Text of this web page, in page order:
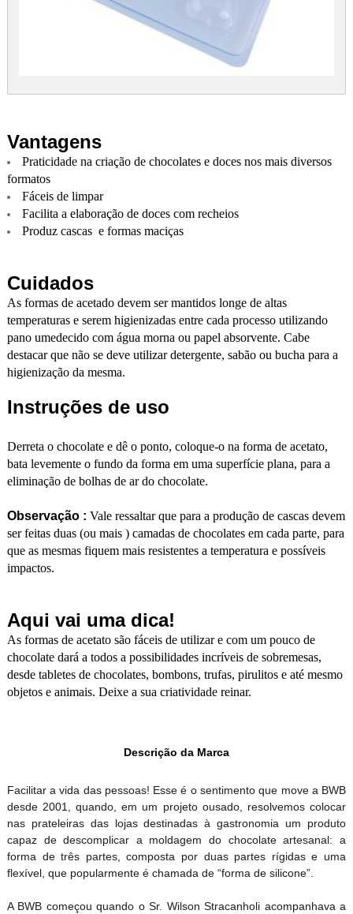
Vantagens
Praticidade na criação de chocolates e doces nos mais diversos
formatos
Fáceis de limpar
Facilita a elaboração de doces com recheios
Produz cascas e formas maciças
Cuidados
As formas de acetado devem ser mantidos longe de altas
temperaturas e serem higienizadas entre cada processo utilizando
pano umedecido com água morna ou papel absorvente. Cabe
destacar que não se deve utilizar detergente, sabão ou bucha para a
higienização da mesma.
Instruções de uso
Derreta o chocolate e dê o ponto, coloque-o na forma de acetato,
bata levemente o fundo da forma em uma superfície plana, para a
eliminação de bolhas de ar do chocolate.
Observação : Vale ressaltar que para a produção de cascas devem
ser feitas duas (ou mais ) camadas de chocolates em cada parte, para
que as mesmas fiquem mais resistentes a temperatura e possíveis
impactos.
Aqui vai uma dica!
As formas de acetato são fáceis de utilizar e com um pouco de
chocolate dará a todos a possibilidades incríveis de sobremesas,
desde tabletes de chocolates, bombons, trufas, pirulitos e até mesmo
objetos e animais. Deixe a sua criatividade reinar.
Descrição da Marca
Facilitar a vida das pessoas! Esse é o sentimento que move a BWB
desde 2001, quando, em um projeto ousado, resolvemos colocar
nas prateleiras das lojas destinadas à gastronomia um produto
capaz de descomplicar a moldagem do chocolate artesanal: a
forma de três partes, composta por duas partes rígidas e uma
flexível, que popularmente é chamada de “forma de silicone”.
A BWB começou quando o Sr. Wilson Stracanholi acompanhava a